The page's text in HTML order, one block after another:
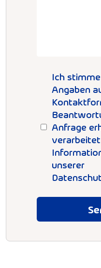
Ich
Angaben
Anfrage
unserer